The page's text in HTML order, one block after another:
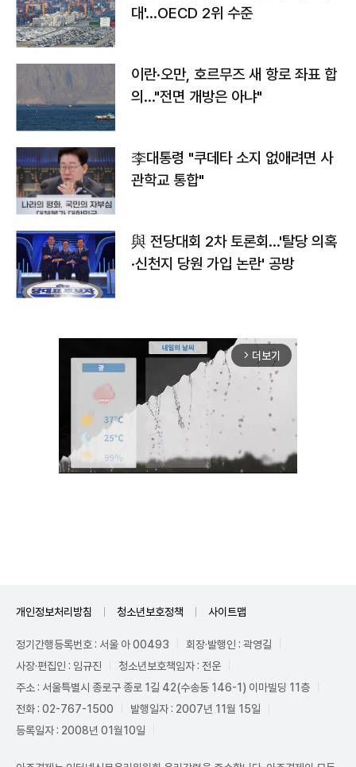
대'…OECD 2위 수준
이란·오만, 호르무즈 새 항로 좌표 합
의…"전면 개방은 아냐"
李대통령 "쿠데타 소지 없애려면 사
관학교 통합"
與 전당대회 2차 토론회…'탈당 의혹
·신천지 당원 가입 논란' 공방
arrow_forward_ios 더보기
개인정보처리방침 청소년보호정책 사이트맵
정기간행등록번호 : 서울 아 00493
회장·발행인 : 곽영길
사장·편집인 : 임규진
청소년보호책임자 : 전운
주소 : 서울특별시 종로구 종로 1길 42(수송동 146-1) 이마빌딩 11층
전화 : 02-767-1500
발행일자 : 2007년 11월 15일
등록일자 : 2008년 01월10일